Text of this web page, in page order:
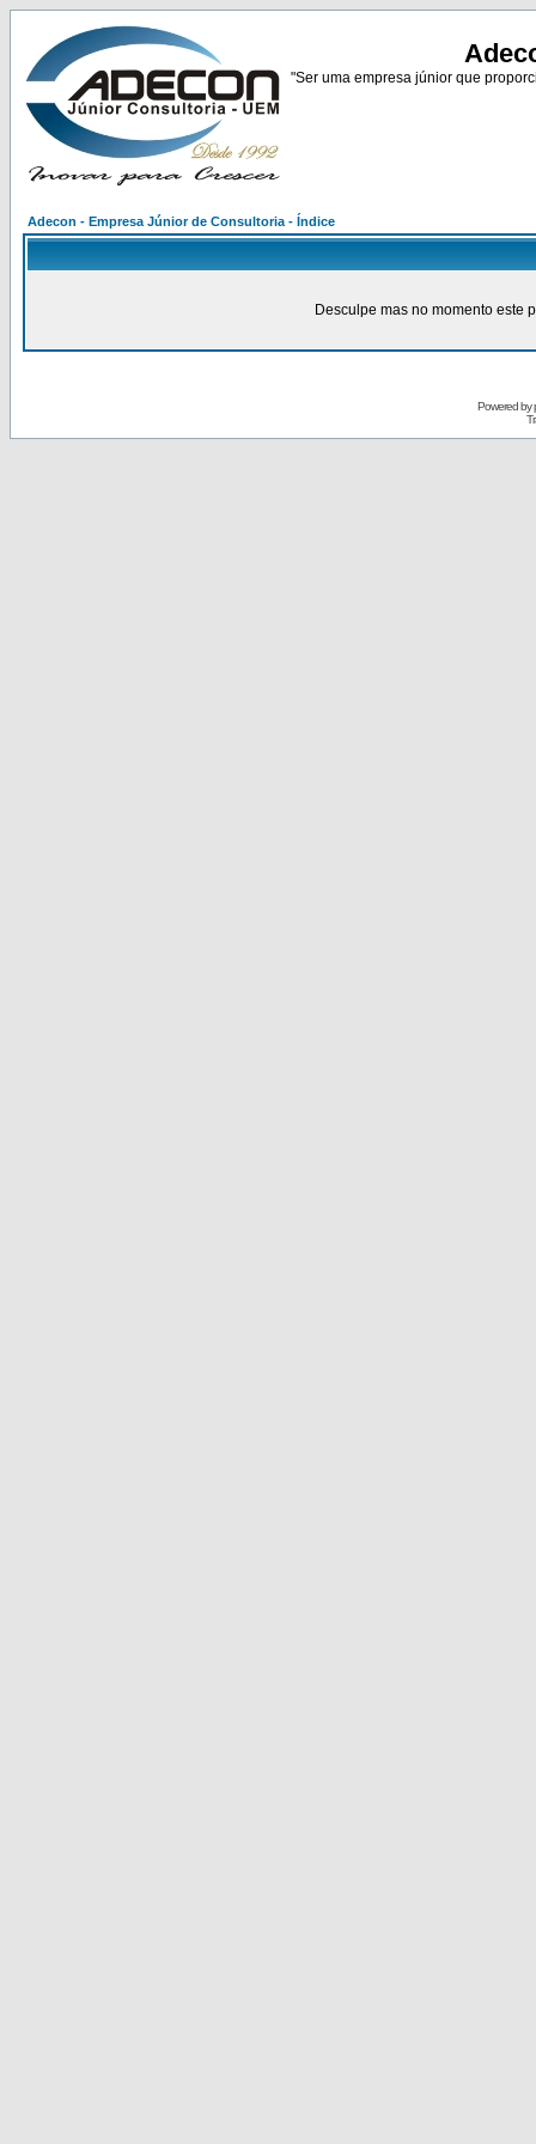
"Ser uma empresa júnior que
Adecon - Empresa Júnior de Consultoria - Índice
Desculpe mas no momento este
Powered by